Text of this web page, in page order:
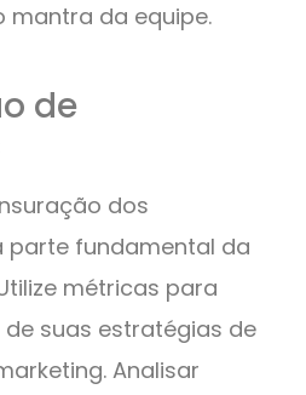
mantra da equipe.
de
dos
parte fundamental da
métricas para
suas estratégias de
Analisar